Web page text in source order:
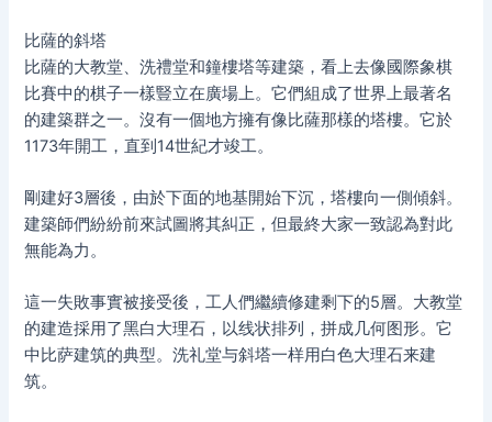
比薩的斜塔
比薩的大教堂、洗禮堂和鐘樓塔等建築，看上去像國際象棋
比賽中的棋子一樣豎立在廣場上。它們組成了世界上最著名
的建築群之一。沒有一個地方擁有像比薩那樣的塔樓。它於
1173年開工，直到14世紀才竣工。
剛建好3層後，由於下面的地基開始下沉，塔樓向一側傾斜。
建築師們紛紛前來試圖將其糾正，但最終大家一致認為對此
無能為力。
這一失敗事實被接受後，工人們繼續修建剩下的5層。大教堂
的建造採用了黑白大理石，以线状排列，拼成几何图形。它
中比萨建筑的典型。洗礼堂与斜塔一样用白色大理石来建
筑。